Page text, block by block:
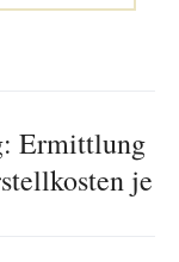
Ermittlung
je